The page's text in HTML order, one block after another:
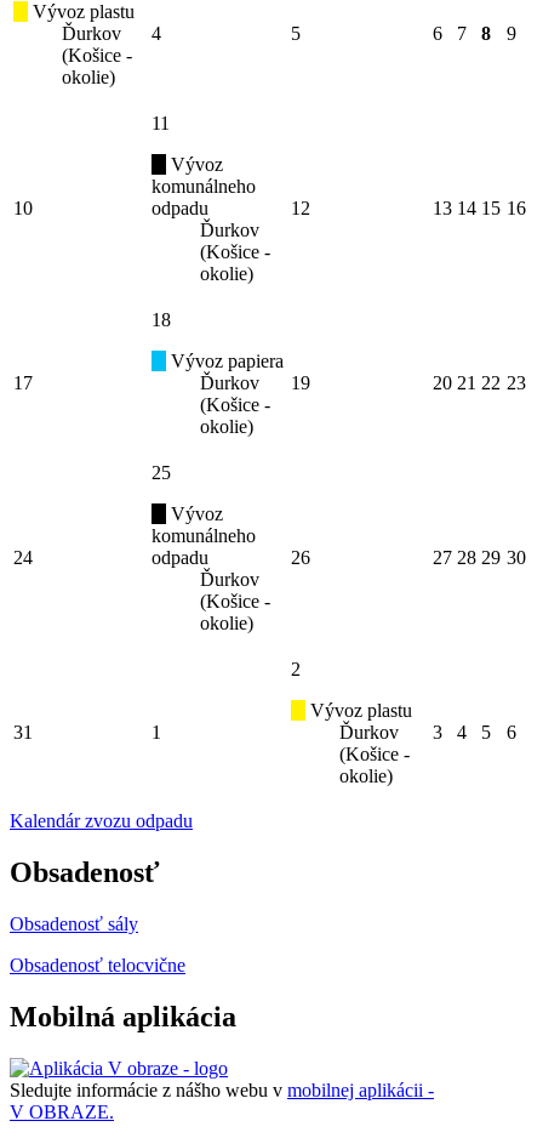
Vývoz plastu
Ďurkov
(Košice -
okolie)
4 5 6 7 8 9
10
11
Vývoz
komunálneho
odpadu
Ďurkov
(Košice -
okolie)
12 13 14 15 16
17
18
Vývoz papiera
Ďurkov
(Košice -
okolie)
19 20 21 22 23
24
25
Vývoz
komunálneho
odpadu
Ďurkov
(Košice -
okolie)
26 27 28 29 30
31 1
2
Vývoz plastu
Ďurkov
(Košice -
okolie)
3 4 5 6
Kalendár zvozu odpadu
Obsadenosť
Obsadenosť sály
Obsadenosť telocvične
Mobilná aplikácia
Sledujte informácie z nášho webu v mobilnej aplikácii -
V OBRAZE.